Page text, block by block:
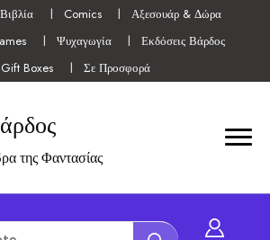
Βιβλία Comics
Αξεσουάρ & Δώρα
Ψυχαγωγία
Εκδόσεις Βάρδος
Gift Boxes
Σε Προσφορά
της Φαντασίας